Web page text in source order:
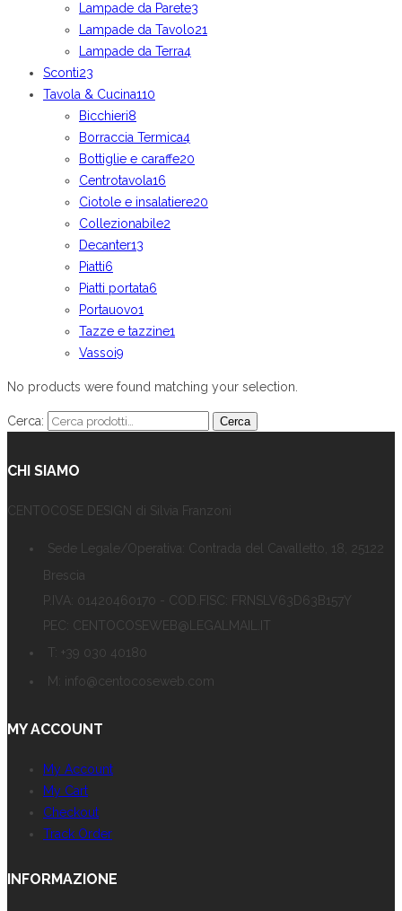
Lampade da Parete3
Lampade da Tavolo21
Lampade da Terra4
Sconti23
Tavola & Cucina110
Bicchieri8
Borraccia Termica4
Bottiglie e caraffe20
Centrotavola16
Ciotole e insalatiere20
Collezionabile2
Decanter13
Piatti6
Piatti portata6
Portauovo1
Tazze e tazzine1
Vassoi9
No products were found matching your selection.
Cerca: Cerca
CHI SIAMO
CENTOCOSE DESIGN di Silvia Franzoni
Sede Legale/Operativa: Contrada del Cavalletto, 18, 25122
Brescia
P.IVA: 01420460170 - COD.FISC: FRNSLV63D63B157Y
PEC: CENTOCOSEWEB@LEGALMAIL.IT
T: +39 030 40180
M: info@centocoseweb.com
MY ACCOUNT
My Account
My Cart
Checkout
Track Order
INFORMAZIONE